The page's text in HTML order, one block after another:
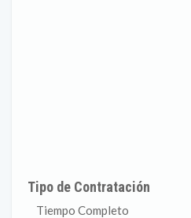
Tipo de Contratación
Tiempo Completo